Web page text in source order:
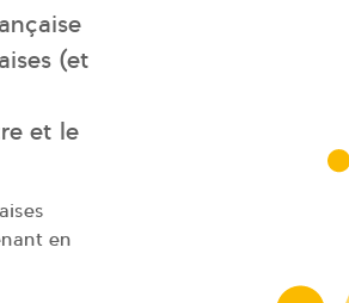
(et
et le
en